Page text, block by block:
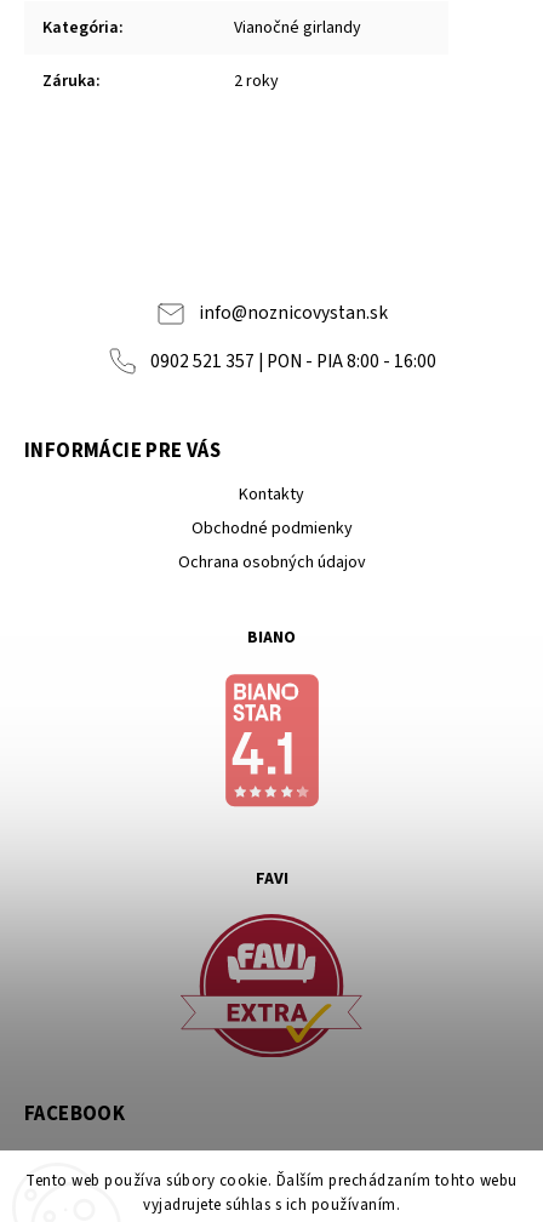
Tento web používa súbory cookie. Ďalším prechádzaním tohto webu
vyjadrujete súhlas s ich používaním.
Kategória: Vianočné girlandy
Záruka: 2 roky
info@noznicovystan.sk
0902 521 357 | PON - PIA 8:00 - 16:00
INFORMÁCIE PRE VÁS
Kontakty
Obchodné podmienky
Ochrana osobných údajov
BIANO
FAVI
FACEBOOK